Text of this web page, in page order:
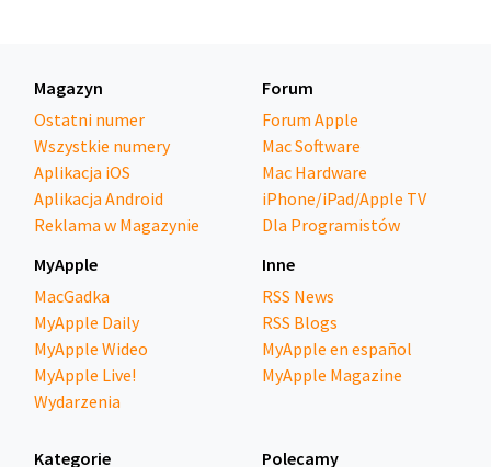
Magazyn
Ostatni numer
Wszystkie numery
Aplikacja iOS
Aplikacja Android
Reklama w Magazynie
Forum
Forum Apple
Mac Software
Mac Hardware
iPhone/iPad/Apple TV
Dla Programistów
MyApple
MacGadka
MyApple Daily
MyApple Wideo
MyApple Live!
Wydarzenia
Inne
RSS News
RSS Blogs
MyApple en español
MyApple Magazine
Kategorie Polecamy